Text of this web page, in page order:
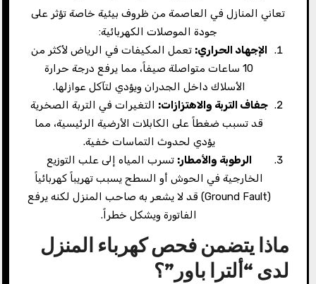
تعاني المنازل في العاصمة من ظروف بيئية خاصة تؤثر على
جودة الموصلات الكهربائية:
الإجهاد الحراري: تعمل المكيفات في الرياض لأكثر من
10 ساعات متواصلة صيفاً، مما يرفع درجة حرارة
الأسلاك داخل الجدران ويؤدي لتآكل عوازلها.
جفاف التربة والاهتزازات: التغيرات في التربة الصخرية
قد تسبب ضغطاً على الكابلات الأرضية الرئيسية، مما
يؤدي لحدوث التماسات خفية.
الرطوبة والأمطار: تسرب المياه إلى علب التوزيع
الخارجية في الحوش أو السطح يسبب تهريباً كهربائياً
(Ground Fault) قد لا يشعر به صاحب المنزل لكنه يرفع
الفاتورة ويشكل خطراً.
ماذا يتضمن فحص كهرباء المنزل
لدى “ألترا باور”؟